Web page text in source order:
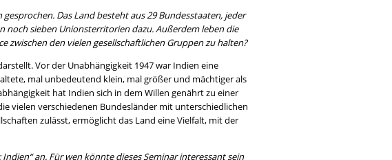
Das Land besteht aus 29 Bundesstaaten, jeder
noch sieben Unionsterritorien dazu. Außerdem leben die
zwischen den vielen gesellschaftlichen Gruppen zu halten?
Vor der Unabhängigkeit 1947 war Indien eine
mal unbedeutend klein, mal größer und mächtiger als
hat Indien sich in dem Willen genährt zu einer
vielen verschiedenen Bundesländer mit unterschiedlichen
zulässt, ermöglicht das Land eine Vielfalt, mit der
an. Für wen könnte dieses Seminar interessant sein